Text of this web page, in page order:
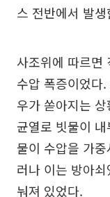
스 전반에서 발
사조위에 따르면
수압 폭증이었다
우가 쏟아지는
균열로 빗물이
물이 수압을 가
러나 이는 방아
눠져 있었다.